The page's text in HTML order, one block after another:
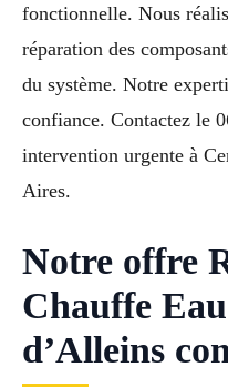
fonctionnelle. Nous
réparation des
du système. Notre
confiance. Contactez le
intervention urgente à
Aires.
Notre offre
Chauffe
d’Alleins